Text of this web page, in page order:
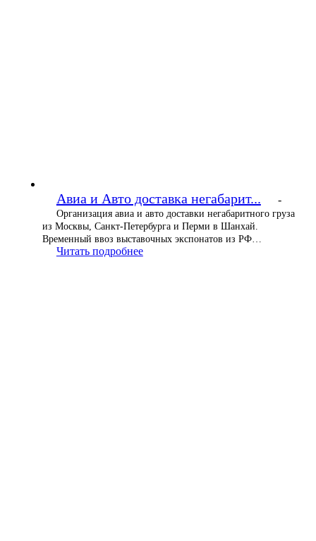
Авиа и Авто доставка негабарит... -
Организация авиа и авто доставки негабаритного груза
из Москвы, Санкт-Петербурга и Перми в Шанхай.
Временный ввоз выставочных экспонатов из РФ…
Читать подробнее